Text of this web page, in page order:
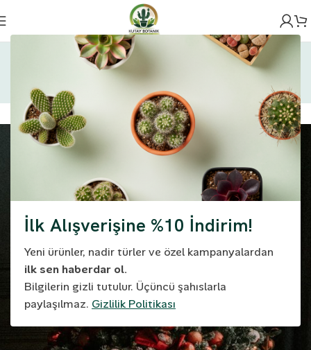
İlk Alışverişine %10 İndirim!
Yeni ürünler, nadir türler ve özel kampanyalardan
ilk sen haberdar ol.
Bilgilerin gizli tutulur. Üçüncü şahıslarla
paylaşılmaz. Gizlilik Politikası
Home
Lifestyle